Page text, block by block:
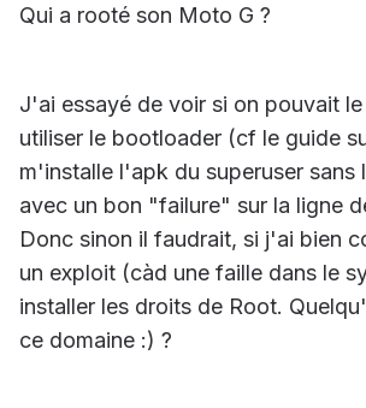
Qui a rooté son Moto G ?
J'ai essayé de voir si on pouvait
utiliser le bootloader (cf le guide
m'installe l'apk du superuser sans
avec un bon "failure" sur la ligne
Donc sinon il faudrait, si j'ai bien
un exploit (càd une faille dans le
installer les droits de Root.
ce domaine :) ?